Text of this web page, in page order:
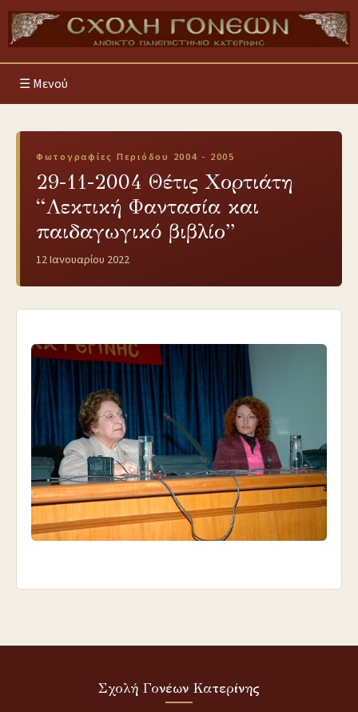
Μενού
Φωτογραφίες Περιόδου 2004 - 2005
29-11-2004 Θέτις Χορτιάτη
“Λεκτική Φαντασία και
παιδαγωγικό βιβλίο”
12 Ιανουαρίου 2022
Σχολή Γονέων Κατερίνης